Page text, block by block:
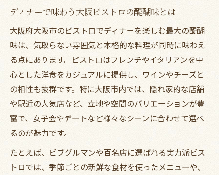
沢
カジュアルフレンチで満たす大阪ディナー
ディナーに最適な大阪のカジュアルビスト
ロ
ビストロディナーで気軽にフレンチ体験
大阪ディナーで味わうフレンチの新定番
カジュアルフレンチなビストロディナー特
集
女子会におすすめの大阪ビストロ探し方
女子会に最適なビストロディナーの選び方
ディナーで味わう大阪ビストロの醍醐味とは
大阪府大阪市のビストロでディナーを楽しむ最大の醍醐
味は、気取らない雰囲気と本格的な料理が同時に味わえ
る点にあります。ビストロはフレンチやイタリアンを中
心とした洋食をカジュアルに提供し、ワインやチーズと
の相性も抜群です。特に大阪市内では、隠れ家的な店舗
や駅近の人気店など、立地や空間のバリエーションが豊
富で、女子会やデートなど様々なシーンに合わせて選べ
るのが魅力です。
たとえば、ビブグルマンや百名店に選ばれる実力派ビス
トロでは、季節ごとの新鮮な食材を使ったメニューや、